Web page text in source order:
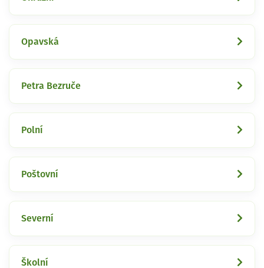
Opavská
Petra Bezruče
Polní
Poštovní
Severní
Školní